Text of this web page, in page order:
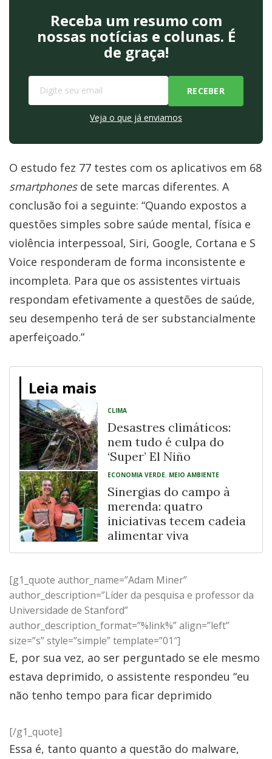
Receba um resumo com
nossas notícias e colunas. É
de graça!
Veja o que já enviamos
O estudo fez 77 testes com os aplicativos em 68
smartphonesde sete marcas diferentes. A
conclusão foi a seguinte: “Quando expostos a
questões simples sobre saúde mental, física e
violência interpessoal, Siri, Google, Cortana e S
Voice responderam de forma inconsistente e
incompleta. Para que os assistentes virtuais
respondam efetivamente a questões de saúde,
seu desempenho terá de ser substancialmente
aperfeiçoado.”
Leia mais
CLIMA
Desastres climáticos:
nem tudo é culpa do
‘Super’ El Niño
ECONOMIA VERDE, MEIO AMBIENTE
Sinergias do campo à
merenda: quatro
iniciativas tecem cadeia
alimentar viva
[g1_quote author_name=”Adam Miner”
author_description=”Líder da pesquisa e professor da
Universidade de Stanford”
author_description_format=”%link%” align=”left”
size=”s” style=”simple” template=”01″]
E, por sua vez, ao ser perguntado se ele mesmo
estava deprimido, o assistente respondeu “eu
não tenho tempo para ficar deprimido
[/g1_quote]
Essa é, tanto quanto a questão do malware,